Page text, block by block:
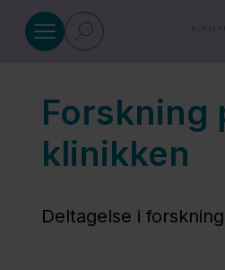
Om Klinikken
Lukkedage
Forskning
klinikken
Deltagelse i